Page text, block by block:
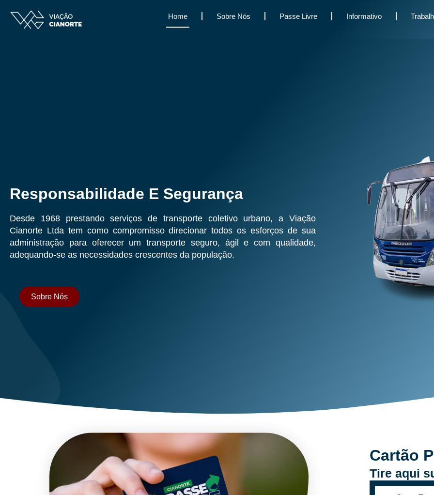
Home Sobre Nós Passe Livre Informativo
Responsabilidade E Segurança
Desde 1968 prestando serviços de transporte coletivo urbano, a Viação
Cianorte Ltda tem como compromisso direcionar todos os esforços de sua
administração para oferecer um transporte seguro, ágil e com qualidade,
adequando-se as necessidades crescentes da população.
Sobre Nós
Cartão
Tire aqui